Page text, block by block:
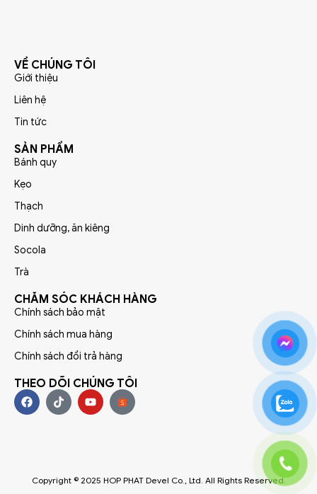
VỀ CHÚNG TÔI
Giới thiệu
Liên hệ
Tin tức
SẢN PHẨM
Bánh quy
Kẹo
Thạch
Dinh dưỡng, ăn kiêng
Socola
Trà
CHĂM SÓC KHÁCH HÀNG
Chính sách bảo mật
Chính sách mua hàng
Chính sách đổi trả hàng
THEO DÕI CHÚNG TÔI
Copyright © 2025 HOP PHAT Devel Co., Ltd. All Rights Reserved.